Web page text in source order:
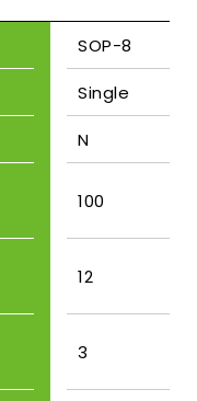
SOP-8
Single
N
100
12
3